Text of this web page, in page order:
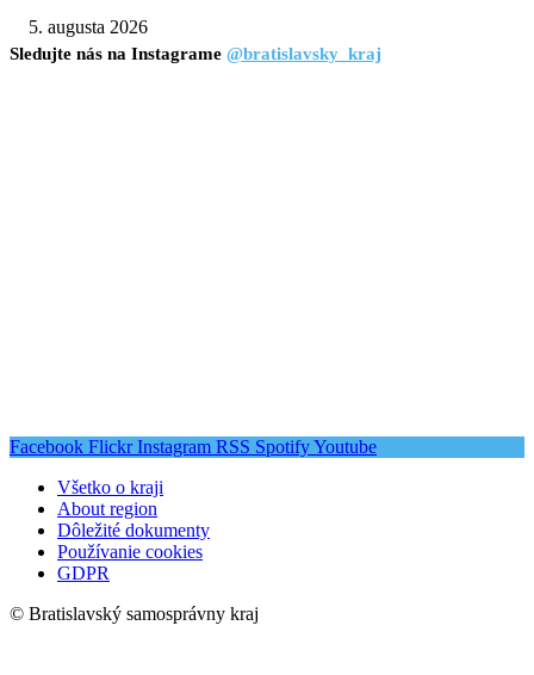
5. augusta 2026
Sledujte nás na Instagrame @bratislavsky_kraj
Facebook Flickr Instagram RSS SpotifyYoutube
Všetko o kraji
About region
Dôležité dokumenty
Používanie cookies
GDPR
© Bratislavský samosprávny kraj